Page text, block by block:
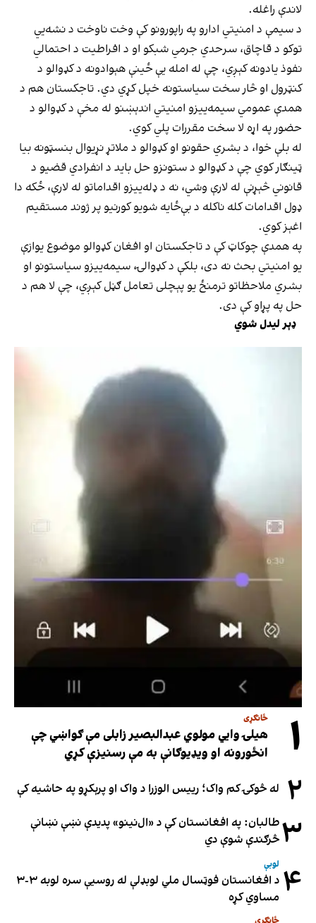
لاندې راغله.
د سیمې د امنیتي ادارو په راپورونو کې وخت ناوخت د نشه‌يي
توکو د قاچاق، سرحدي جرمي شبکو او د افراطیت د احتمالي
نفوذ یادونه کېږي، چې له امله یې ځینې هېوادونه د کډوالو د
کنټرول او څار سخت سیاستونه خپل کړي دي. تاجکستان هم د
همدې عمومي سیمه‌ییزو امنیتي اندېښنو له مخې د کډوالو د
حضور په اړه لا سخت مقررات پلي کوي.
له بلې خوا، د بشري حقونو او کډوالو د ملاتړ نړیوال بنسټونه بیا
ټینګار کوي چې د کډوالو د ستونزو حل باید د انفرادي قضیو د
قانوني څېړنې له لارې وشي، نه د ډله‌ییزو اقداماتو له لارې، ځکه دا
ډول اقدامات کله ناکله د بې‌ځایه شویو کورنیو پر ژوند مستقیم
اغېز کوي.
په همدې چوکاټ کې د تاجکستان او افغان کډوالو موضوع یوازې
یو امنیتي بحث نه دی، بلکې د کډوالۍ، سیمه‌ییزو سیاستونو او
بشري ملاحظاتو ترمنځ یو پېچلی تعامل ګڼل کېږي، چې لا هم د
حل په پړاو کې دی.
ډېر لیدل شوي
۱ ځانګړی
هیلۍ وایي مولوي عبدالبصیر زابلی مې ګواښي چې
انځورونه او ویډیوګانې به مې رسنیزې کړي
۲ له څوکۍ کم واک؛ رییس الوزرا د واک او پرېکړو په حاشیه کې
۳طالبان: په افغانستان کې د «ال‌نینو» پدیدې نښې نښانې
څرګندې شوې دي
۴ لوبې
د افغانستان فوټسال ملي لوبډلې له روسیې سره لوبه ۳-۳
مساوي کړه